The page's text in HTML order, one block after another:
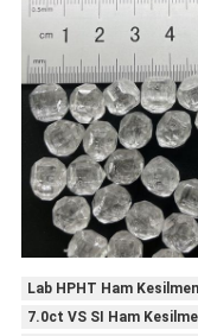
Lab HPHT Ham
7.0ct VS SI Ham